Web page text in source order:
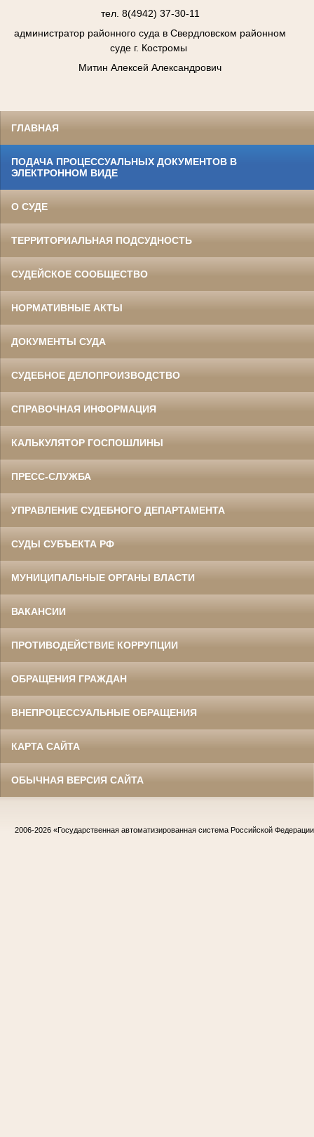
тел. 8(4942) 37-30-11
администратор районного суда в Свердловском районном
суде г. Костромы
Митин Алексей Александрович
ГЛАВНАЯ
ПОДАЧА ПРОЦЕССУАЛЬНЫХ ДОКУМЕНТОВ В
ЭЛЕКТРОННОМ ВИДЕ
О СУДЕ
ТЕРРИТОРИАЛЬНАЯ ПОДСУДНОСТЬ
СУДЕЙСКОЕ СООБЩЕСТВО
НОРМАТИВНЫЕ АКТЫ
ДОКУМЕНТЫ СУДА
СУДЕБНОЕ ДЕЛОПРОИЗВОДСТВО
СПРАВОЧНАЯ ИНФОРМАЦИЯ
КАЛЬКУЛЯТОР ГОСПОШЛИНЫ
ПРЕСС-СЛУЖБА
УПРАВЛЕНИЕ СУДЕБНОГО ДЕПАРТАМЕНТА
СУДЫ СУБЪЕКТА РФ
МУНИЦИПАЛЬНЫЕ ОРГАНЫ ВЛАСТИ
ВАКАНСИИ
ПРОТИВОДЕЙСТВИЕ КОРРУПЦИИ
ОБРАЩЕНИЯ ГРАЖДАН
ВНЕПРОЦЕССУАЛЬНЫЕ ОБРАЩЕНИЯ
КАРТА САЙТА
ОБЫЧНАЯ ВЕРСИЯ САЙТА
2006-2026 «Государственная автоматизированная система Российской